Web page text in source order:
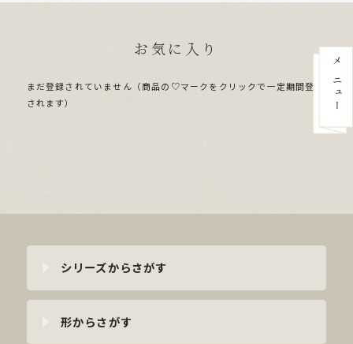
お気に入り
まだ登録されていません（商品の♡マークをクリックで一定期間登録
されます）
シリーズからさがす
形からさがす